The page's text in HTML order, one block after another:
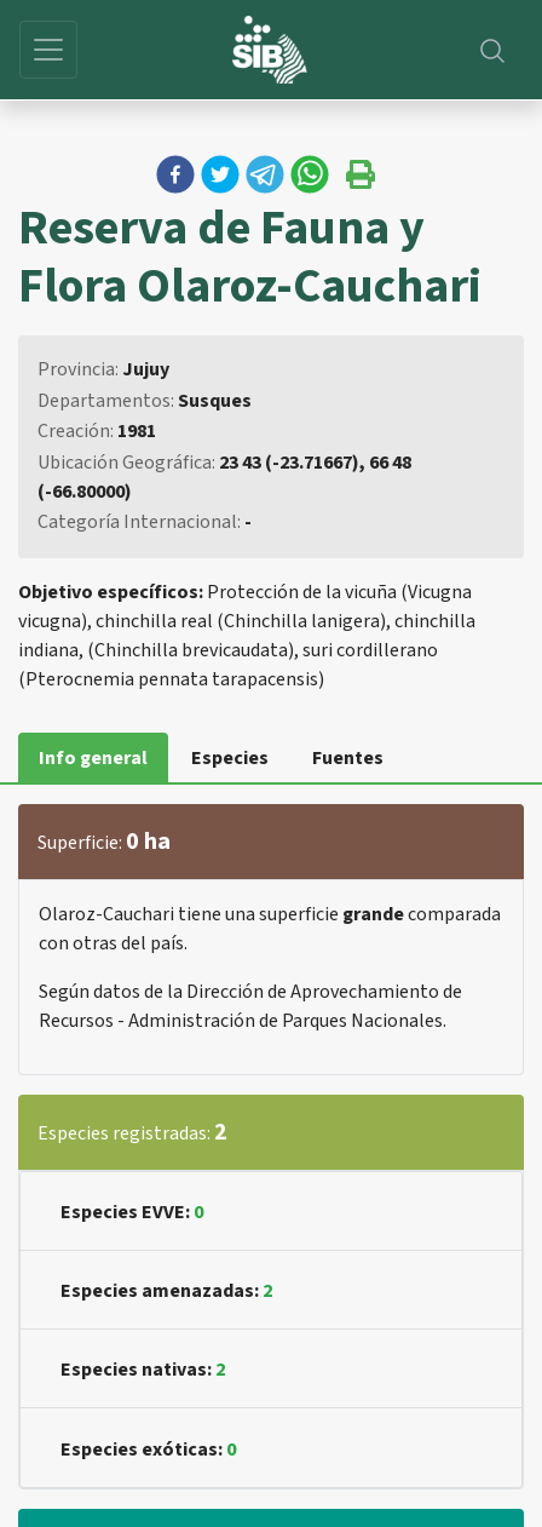
Reserva de Fauna y
Flora Olaroz-Cauchari
Provincia: Jujuy
Departamentos:Susques
Creación: 1981
Ubicación Geográfica: 23 43 (-23.71667), 66 48
(-66.80000)
Categoría Internacional: -
Objetivo específicos:Protección de la vicuña (Vicugna
vicugna), chinchilla real (Chinchilla lanigera), chinchilla
indiana, (Chinchilla brevicaudata), suri cordillerano
(Pterocnemia pennata tarapacensis)
Info general Especies Fuentes
Superficie: 0 ha
Olaroz-Cauchari tiene una superficie grandecomparada
con otras del país.
Según datos de la Dirección de Aprovechamiento de
Recursos - Administración de Parques Nacionales.
Especies registradas: 2
Especies EVVE:0
Especies amenazadas:2
Especies nativas:2
Especies exóticas:0